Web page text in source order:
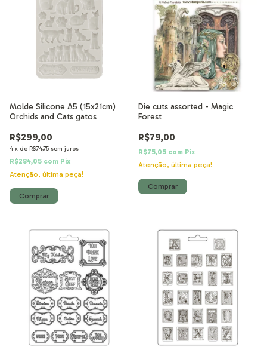
Molde Silicone A5 (15x21cm)
Orchids and Cats gatos
R$299,00
4 x de R$74,75 sem juros
R$284,05 com Pix
Atenção, última peça!
Die cuts assorted - Magic
Forest
R$79,00
R$75,05 com Pix
Atenção, última peça!